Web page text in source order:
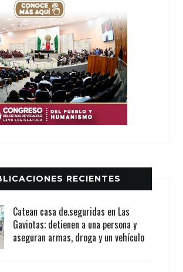
RECIENTES
Catean casa de.seguridas en Las
Gaviotas; detienen a una persona y
aseguran armas, droga y un vehículo